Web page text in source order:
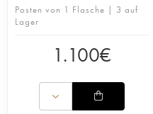
Posten von 1 Flasche | 3 auf
Lager
1.100€